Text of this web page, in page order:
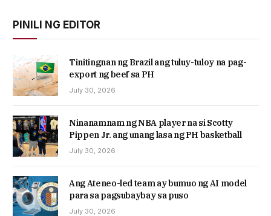
PINILI NG EDITOR
Tinitingnan ng Brazil ang tuluy-tuloy na pag-
export ng beef sa PH
July 30, 2026
Ninanamnam ng NBA player na si Scotty
Pippen Jr. ang unang lasa ng PH basketball
July 30, 2026
Ang Ateneo-led team ay bumuo ng AI model
para sa pagsubaybay sa puso
July 30, 2026